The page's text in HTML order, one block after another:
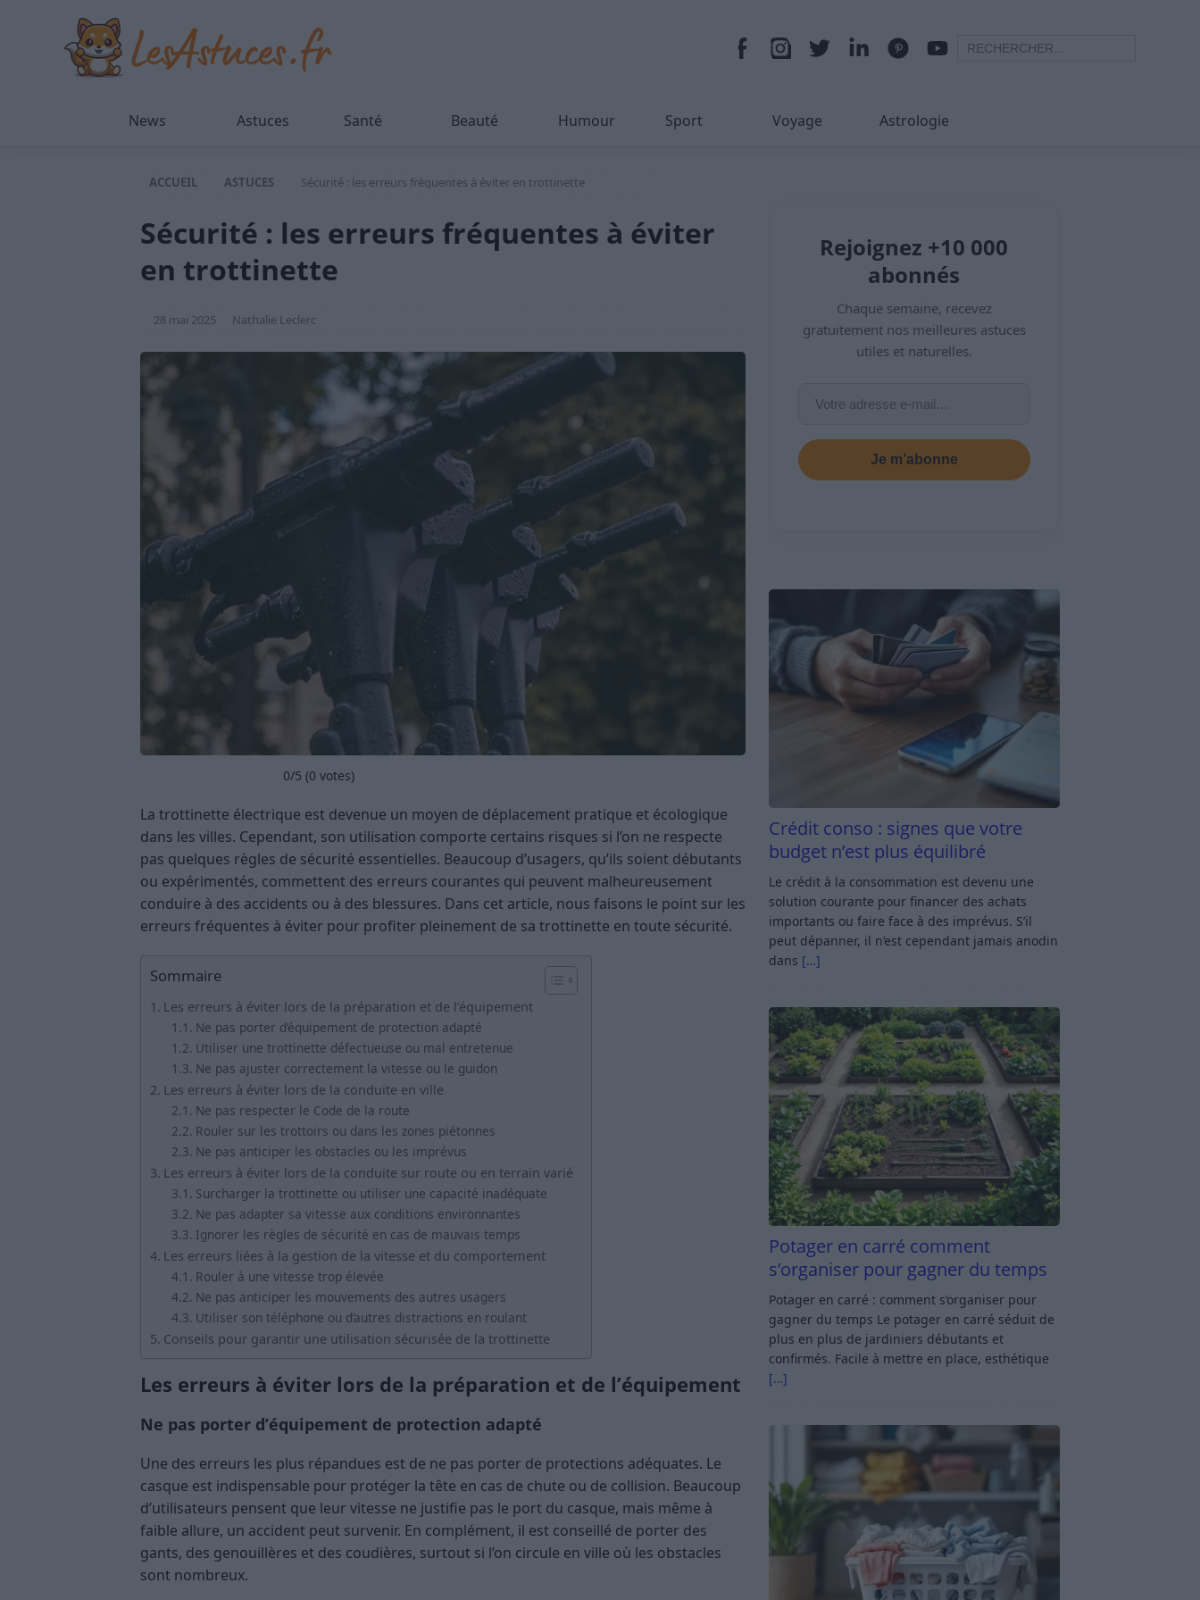
News Astuces Santé Beauté Humour Sport Voyage Astrologie
ACCUEIL ASTUCES Sécurité : les erreurs fréquentes à éviter en trottinette
Sécurité : les erreurs fréquentes à éviter
en trottinette
28 mai 2025 Nathalie Leclerc
0/5 (0 votes)
La trottinette électrique est devenue un moyen de déplacement pratique et écologique
dans les villes. Cependant, son utilisation comporte certains risques si l’on ne respecte
pas quelques règles de sécurité essentielles. Beaucoup d’usagers, qu’ils soient débutants
ou expérimentés, commettent des erreurs courantes qui peuvent malheureusement
conduire à des accidents ou à des blessures. Dans cet article, nous faisons le point sur les
erreurs fréquentes à éviter pour profiter pleinement de sa trottinette en toute sécurité.
Sommaire
Les erreurs à éviter lors de la préparation et de l’équipement
Ne pas porter d’équipement de protection adapté
Utiliser une trottinette défectueuse ou mal entretenue
Ne pas ajuster correctement la vitesse ou le guidon
Les erreurs à éviter lors de la conduite en ville
Ne pas respecter le Code de la route
Rouler sur les trottoirs ou dans les zones piétonnes
Ne pas anticiper les obstacles ou les imprévus
Les erreurs à éviter lors de la conduite sur route ou en terrain varié
Surcharger la trottinette ou utiliser une capacité inadéquate
Ne pas adapter sa vitesse aux conditions environnantes
Ignorer les règles de sécurité en cas de mauvais temps
Les erreurs liées à la gestion de la vitesse et du comportement
Rouler à une vitesse trop élevée
Ne pas anticiper les mouvements des autres usagers
Utiliser son téléphone ou d’autres distractions en roulant
Conseils pour garantir une utilisation sécurisée de la trottinette
Les erreurs à éviter lors de la préparation et de l’équipement
Ne pas porter d’équipement de protection adapté
Une des erreurs les plus répandues est de ne pas porter de protections adéquates. Le
casque est indispensable pour protéger la tête en cas de chute ou de collision. Beaucoup
d’utilisateurs pensent que leur vitesse ne justifie pas le port du casque, mais même à
faible allure, un accident peut survenir. En complément, il est conseillé de porter des
gants, des genouillères et des coudières, surtout si l’on circule en ville où les obstacles
sont nombreux.
Rejoignez +10 000
abonnés
Chaque semaine, recevez
gratuitement nos meilleures astuces
utiles et naturelles.
Je m’abonne
Crédit conso : signes que votre
budget n’est plus équilibré
Le crédit à la consommation est devenu une
solution courante pour financer des achats
importants ou faire face à des imprévus. S’il
peut dépanner, il n’est cependant jamais anodin
dans […]
Potager en carré comment
s’organiser pour gagner du temps
Potager en carré : comment s’organiser pour
gagner du temps Le potager en carré séduit de
plus en plus de jardiniers débutants et
confirmés. Facile à mettre en place, esthétique
[…]